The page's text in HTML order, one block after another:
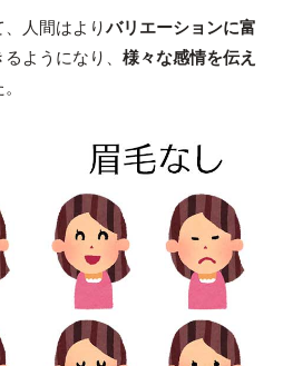
、人間はよりバリエーションに富
ようになり、 様々な感情を伝え